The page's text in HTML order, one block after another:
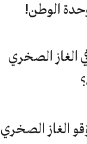
وحدة الوطن!
الغاز الصخري
الغاز الصخري